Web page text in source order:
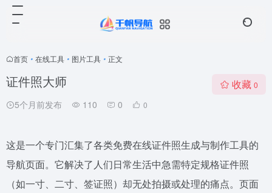
首页 • 在线工具 • 图片工具 • 正文
证件照大师
5个月前发布 110 0 0
收藏 0
这是一个专门汇集了各类免费在线证件照生成与制作工具的
导航页面。它解决了人们日常生活中急需特定规格证件照
（如一寸、二寸、签证照）却无处拍摄或处理的痛点。页面